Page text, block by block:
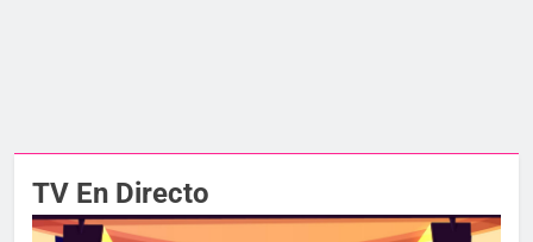
TV En Directo